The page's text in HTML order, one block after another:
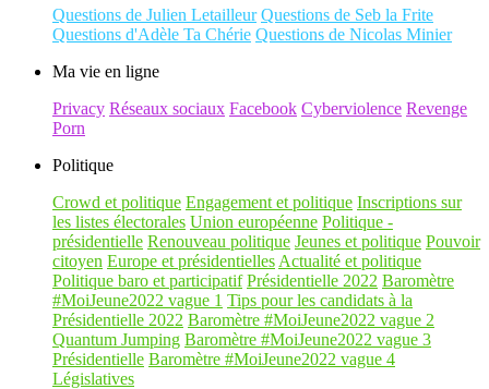
Questions de Julien Letailleur Questions de Seb la Frite
Questions d'Adèle Ta Chérie Questions de Nicolas Minier
Ma vie en ligne
Privacy Réseaux sociaux Facebook Cyberviolence Revenge
Porn
Politique
Crowd et politique Engagement et politique Inscriptions sur
les listes électorales Union européenne Politique -
présidentielle Renouveau politique Jeunes et politique Pouvoir
citoyen Europe et présidentielles Actualité et politique
Politique baro et participatif Présidentielle 2022 Baromètre
#MoiJeune2022 vague 1 Tips pour les candidats à la
Présidentielle 2022 Baromètre #MoiJeune2022 vague 2
Quantum Jumping Baromètre #MoiJeune2022 vague 3
Présidentielle Baromètre #MoiJeune2022 vague 4
Législatives